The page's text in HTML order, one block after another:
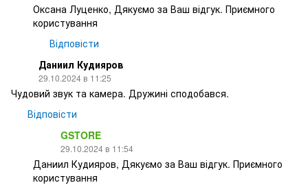
Оксана Луценко, Дякуємо за Ваш відгук. Приємного
користування
Відповісти
Даниил Кудияров
29.10.2024 в 11:25
Чудовий звук та камера. Дружині сподобався.
Відповісти
GSTORE
29.10.2024 в 11:54
Даниил Кудияров, Дякуємо за Ваш відгук. Приємного
користування